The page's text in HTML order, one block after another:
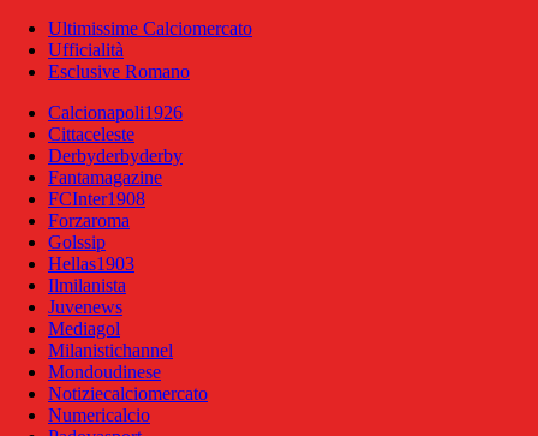
Ultimissime Calciomercato
Ufficialità
Esclusive Romano
Calcionapoli1926
Cittaceleste
Derbyderbyderby
Fantamagazine
FCInter1908
Forzaroma
Golssip
Hellas1903
Ilmilanista
Juvenews
Mediagol
Milanistichannel
Mondoudinese
Notiziecalciomercato
Numericalcio